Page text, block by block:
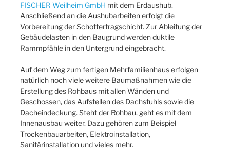
FISCHER Weilheim GmbH mit dem Erdaushub.
Anschließend an die Aushubarbeiten erfolgt die
Vorbereitung der Schottertragschicht. Zur Ableitung der
Gebäudelasten in den Baugrund werden duktile
Rammpfähle in den Untergrund eingebracht.
Auf dem Weg zum fertigen Mehrfamilienhaus erfolgen
natürlich noch viele weitere Baumaßnahmen wie die
Erstellung des Rohbaus mit allen Wänden und
Geschossen, das Aufstellen des Dachstuhls sowie die
Dacheindeckung. Steht der Rohbau, geht es mit dem
Innenausbau weiter. Dazu gehören zum Beispiel
Trockenbauarbeiten, Elektroinstallation,
Sanitärinstallation und vieles mehr.